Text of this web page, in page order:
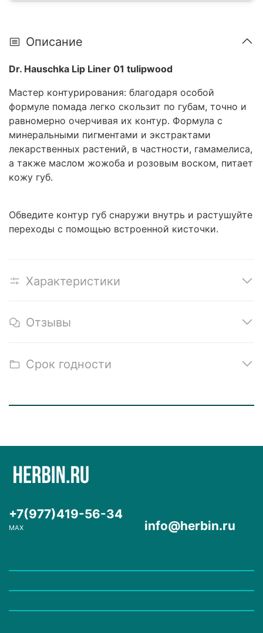
Описание
Dr. Hauschka Lip Liner 01 tulipwood
Мастер контурирования: благодаря особой
формуле помада легко скользит по губам, точно и
равномерно очерчивая их контур. Формула с
минеральными пигментами и экстрактами
лекарственных растений, в частности, гамамелиса,
а также маслом жожоба и розовым воском, питает
кожу губ.
Обведите контур губ снаружи внутрь и растушуйте
переходы с помощью встроенной кисточки.
Характеристики
Отзывы
Срок годности
+7(977)419-56-34
MAX info@herbin.ru